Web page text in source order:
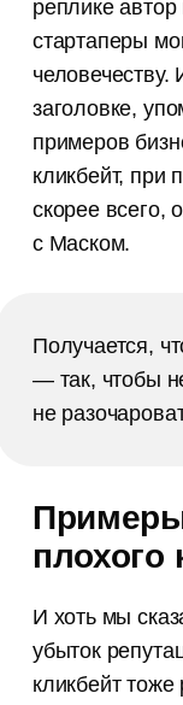
реплике автор
стартаперы
заголовке,
примеров
кликбейт, при
скорее всего,
с Маском.
Получается,
— так, чтобы
не
плохого
И хоть мы
убыток
кликбейт
Канал
и
Истории
и
за 8 лет